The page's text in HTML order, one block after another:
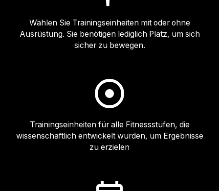
Wählen Sie Trainingseinheiten mit oder ohne
Ausrüstung. Sie benötigen lediglich Platz, um sich
sicher zu bewegen.
Trainingseinheiten für alle Fitnessstufen, die
wissenschaftlich entwickelt wurden, um Ergebnisse
zu erzielen